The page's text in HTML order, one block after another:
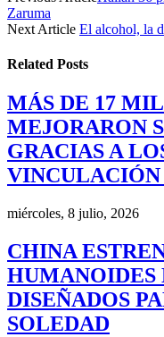
Zaruma
Next Article El alcohol, la
Related Posts
MÁS DE 17
MEJORARON
GRACIAS A
miércoles, 8 julio, 2026
CHINA
HUMANOIDES
DISEÑADOS
SOLEDAD